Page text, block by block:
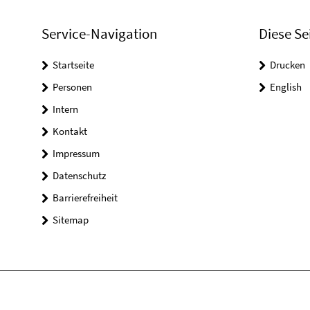
Service-Navigation
Startseite
Personen
Intern
Kontakt
Impressum
Datenschutz
Barrierefreiheit
Sitemap
Diese
Drucken
English